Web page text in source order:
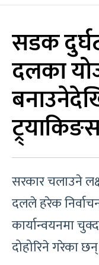
सडक
दलका
सरकार चलाउने
दलले हरेक
कार्यान्वयनमा
दोहोरिने गरेका छन्